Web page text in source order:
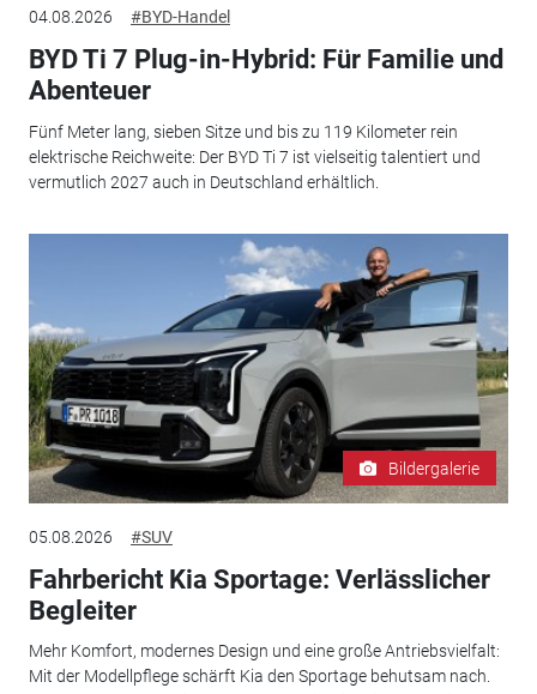
04.08.2026 #BYD-Handel
BYD Ti 7 Plug-in-Hybrid: Für Familie und
Abenteuer
Fünf Meter lang, sieben Sitze und bis zu 119 Kilometer rein
elektrische Reichweite: Der BYD Ti 7 ist vielseitig talentiert und
vermutlich 2027 auch in Deutschland erhältlich.
Bildergalerie
05.08.2026 #SUV
Fahrbericht Kia Sportage: Verlässlicher
Begleiter
Mehr Komfort, modernes Design und eine große Antriebsvielfalt:
Mit der Modellpflege schärft Kia den Sportage behutsam nach.